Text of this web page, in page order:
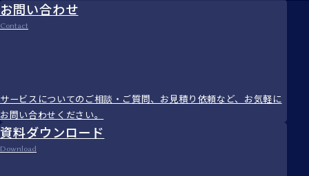
お問い合わせ
Contact
サービスについてのご相談・ご質問、お見積り依頼など、お気軽に
お問い合わせください。
資料ダウンロード
Download